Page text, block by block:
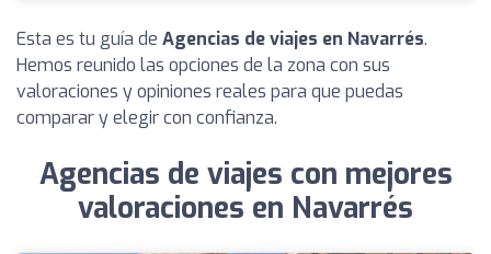
Esta es tu guía de Agencias de viajes en Navarrés.
Hemos reunido las opciones de la zona con sus
valoraciones y opiniones reales para que puedas
comparar y elegir con confianza.
Agencias de viajes con mejores
valoraciones en Navarrés